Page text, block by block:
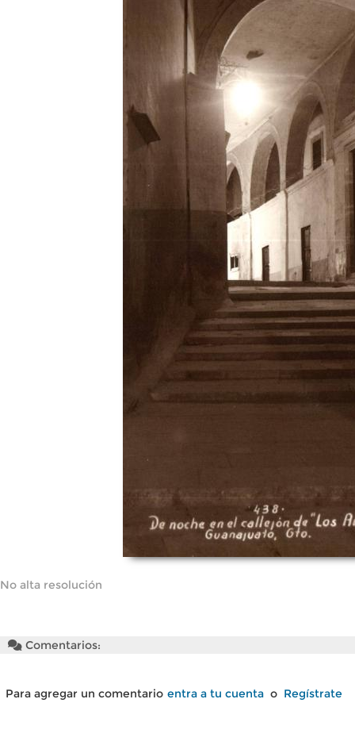
No alta resolución
Comentarios:
Para agregar un comentario entra a tu cuenta o Regístrate